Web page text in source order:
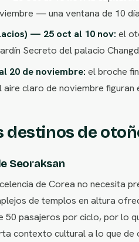
— una ventana de 10
— 25 oct al 10 nov: el
Secreto del palacio
20 de noviembre: el broche
aire claro de noviembre
destinos de
Seoraksan
de Corea no necesita
de templos en altura
pasajeros por ciclo, por lo
contexto cultural a lo que de